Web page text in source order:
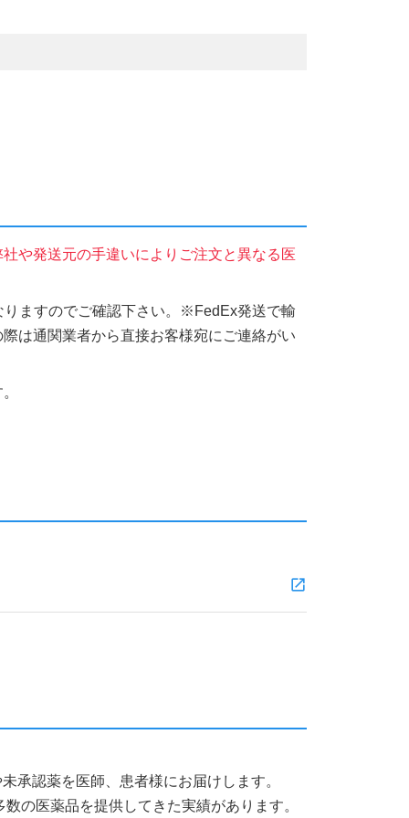
や発送元の手違いによりご注文と異なる医
ますのでご確認下さい。※FedEx発送で輸
は通関業者から直接お客様宛にご連絡がい
承認薬を医師、患者様にお届けします。
の医薬品を提供してきた実績があります。